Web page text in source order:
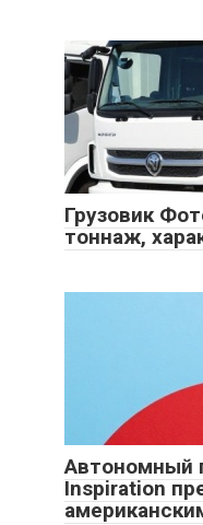
Грузовик
тоннаж,
Автономный
Inspiration